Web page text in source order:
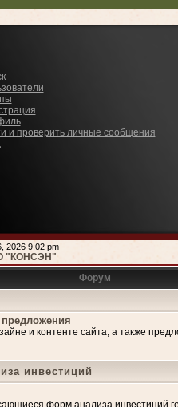
и проверить личные сообщения
2026 9:02 pm
"КОНСЭН"
Форум
и контенте сайта, а также
инвестиций
форм анализа инвестиций